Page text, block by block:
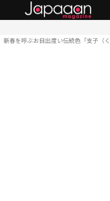
新春を呼ぶお目出度い伝統色「支子（